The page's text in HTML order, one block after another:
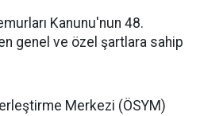
Kanunu'nun 48.
genel ve özel şartlara sahip
Merkezi (ÖSYM)